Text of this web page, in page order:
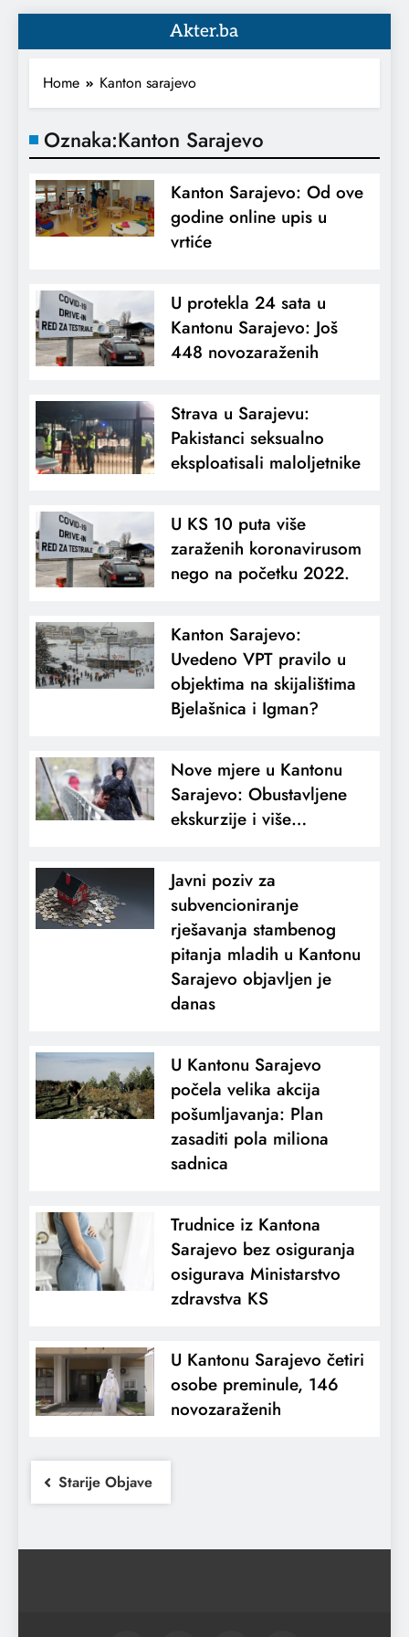
Akter.ba
Home Kanton sarajevo
Oznaka:Kanton Sarajevo
Kanton Sarajevo: Od ove
godine online upis u
vrtiće
U protekla 24 sata u
Kantonu Sarajevo: Još
448 novozaraženih
Strava u Sarajevu:
Pakistanci seksualno
eksploatisali maloljetnike
U KS 10 puta više
zaraženih koronavirusom
nego na početku 2022.
Kanton Sarajevo:
Uvedeno VPT pravilo u
objektima na skijalištima
Bjelašnica i Igman?
Nove mjere u Kantonu
Sarajevo: Obustavljene
ekskurzije i više…
Javni poziv za
subvencioniranje
rješavanja stambenog
pitanja mladih u Kantonu
Sarajevo objavljen je
danas
U Kantonu Sarajevo
počela velika akcija
pošumljavanja: Plan
zasaditi pola miliona
sadnica
Trudnice iz Kantona
Sarajevo bez osiguranja
osigurava Ministarstvo
zdravstva KS
U Kantonu Sarajevo četiri
osobe preminule, 146
novozaraženih
Starije Objave